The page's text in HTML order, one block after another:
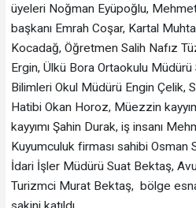
üyeleri Noğman Eyüpoğlu,
başkanı Emrah Coşar, Kartal
Kocadağ, Öğretmen Salih Nafız
Ergin, Ülkü Bora Ortaokulu Müdürü
Bilimleri Okul Müdürü Engin Çelik,
Hatibi Okan Horoz, Müezzin
kayyımı Şahin Durak, iş insanı
Kuyumculuk firması sahibi Osman
İdari İşler Müdürü Suat Bektaş,
Turizmci Murat Bektaş, bölge